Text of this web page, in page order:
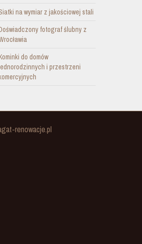
na wymiar z jakościowej stali
fotograf ślubny z
do domów
i przestrzeni
renowacje.pl